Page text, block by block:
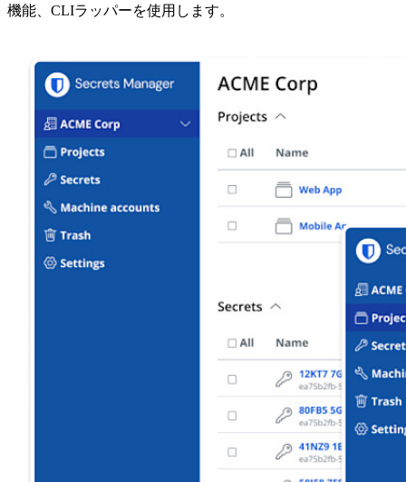
機能、CLIラッパーを使用します。